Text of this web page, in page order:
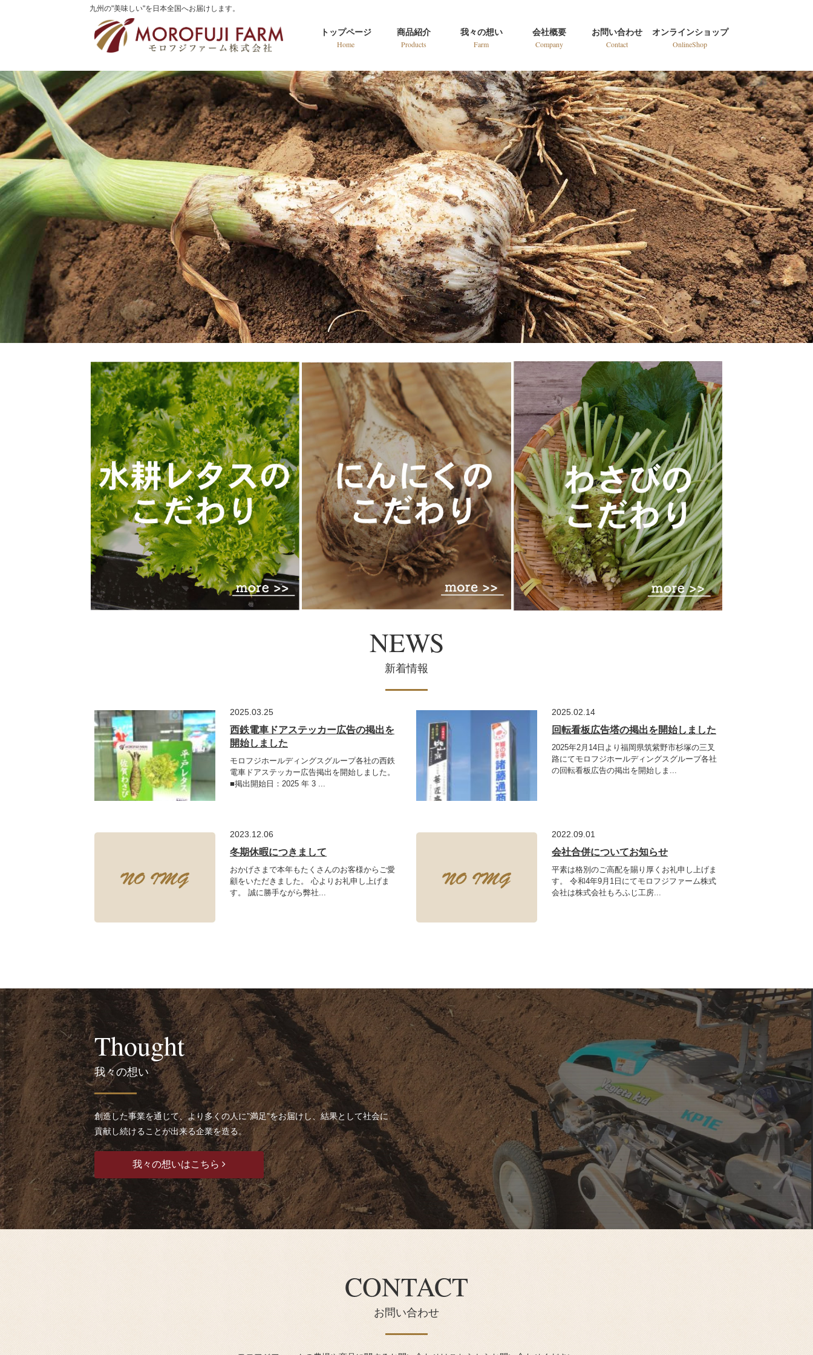
九州の"美味しい"を日本全国へお届けします。
トップページ
Home
商品紹介
Products
我々の想い
Farm
会社概要
Company
お問い合わせ
Contact
オンラインショップ
OnlineShop
NEWS
新着情報
2025.03.25
西鉄電車ドアステッカー広告の掲出を
開始しました
モロフジホールディングスグループ各社の西鉄
電車ドアステッカー広告掲出を開始しました。
■掲出開始日：2025 年 3 ...
2025.02.14
回転看板広告塔の掲出を開始しました
2025年2月14日より福岡県筑紫野市杉塚の三叉
路にてモロフジホールディングスグループ各社
の回転看板広告の掲出を開始しま...
2023.12.06
冬期休暇につきまして
おかげさまで本年もたくさんのお客様からご愛
顧をいただきました。 心よりお礼申し上げま
す。 誠に勝手ながら弊社...
2022.09.01
会社合併についてお知らせ
平素は格別のご高配を賜り厚くお礼申し上げま
す。 令和4年9月1日にてモロフジファーム株式
会社は株式会社もろふじ工房...
Thought
我々の想い
創造した事業を通じて、より多くの人に”満足”をお届けし、結果として社会に
貢献し続けることが出来る企業を造る。
我々の想いはこちら
CONTACT
お問い合わせ